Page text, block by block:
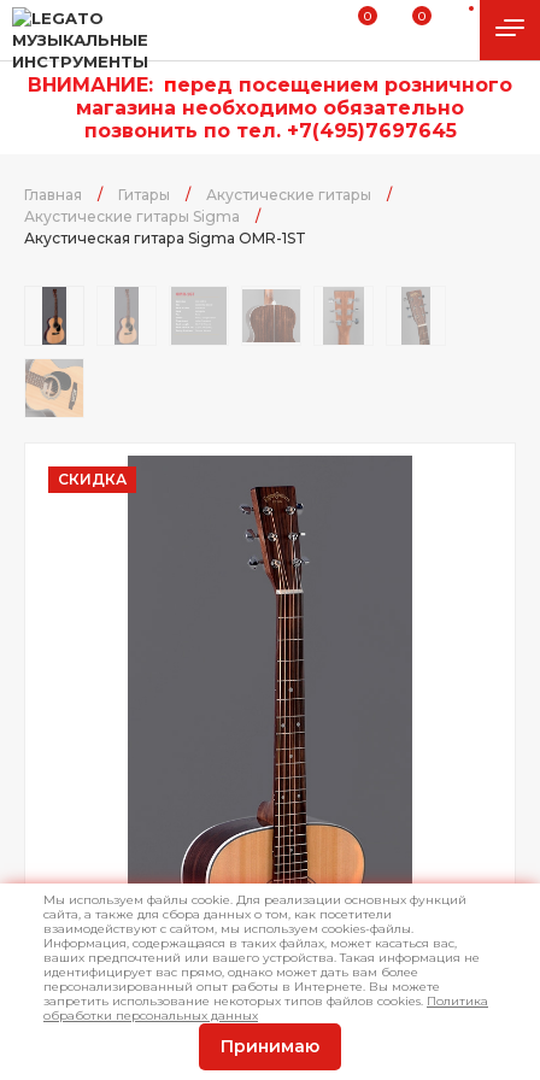
0 0
ВНИМАНИЕ: перед посещением розничного
магазина необходимо обязательно
позвонить по тел. +7(495)7697645
Главная / Гитары / Акустические гитары
/
Акустические гитары Sigma
/
Акустическая гитара Sigma OMR-1ST
СКИДКА
Мы используем файлы cookie. Для реализации основных функций
сайта, а также для сбора данных о том, как посетители
взаимодействуют с сайтом, мы используем cookies-файлы.
Информация, содержащаяся в таких файлах, может касаться вас,
ваших предпочтений или вашего устройства. Такая информация не
идентифицирует вас прямо, однако может дать вам более
персонализированный опыт работы в Интернете. Вы можете
запретить использование некоторых типов файлов cookies. Политика
обработки персональных данных
Принимаю